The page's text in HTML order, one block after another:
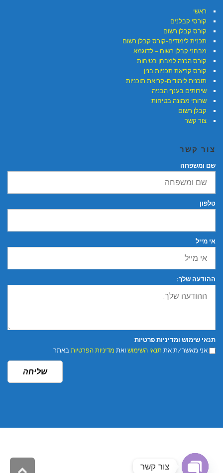
ראשי
קורסי קבלנים
קורס קבלן רשום
תכנית לימודים-קורס קבלן רשום
מבחני קבלן רשום – לדוגמא
קורס הכנה למבחן בטיחות
קורס קריאת תכניות בנין
תוכנית לימודים-קריאת תוכניות
שירותים בענף הבניה
שרותי ממונה בטיחות
קבלן רשום
צור קשר
צור קשר
שם ומשפחה
טלפון
אי מייל
ההודעה שלך:
תנאי שימוש ומדיניות פרטיות
אני מאשר/ת את תנאי השימוש ואת מדיניות הפרטיות באתר
שליחה
צור קשר